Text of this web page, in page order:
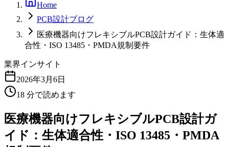
Home
PCB設計ブログ
医療機器向けフレキシブルPCB設計ガイド：生体適
合性・ISO 13485・PMDA規制要件
業界インサイト
2026年3月6日
18 分で読めます
医療機器向けフレキシブルPCB設計ガ
イド：生体適合性・ISO 13485・PMDA